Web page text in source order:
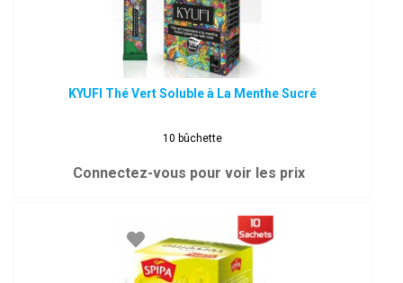
KYUFI Thé Vert Soluble à La Menthe Sucré
10 bûchette
Connectez-vous pour voir les prix